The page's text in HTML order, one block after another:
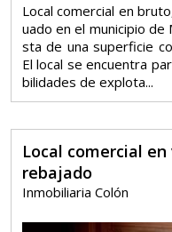
Local comercial en
uado en el municipio de
sta de una superficie
El local se encuentra
bilidades de explota...
Local comercial
rebajado
Inmobiliaria Colón